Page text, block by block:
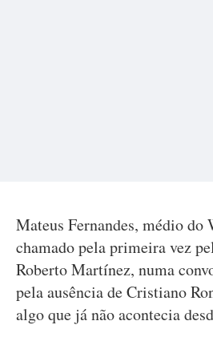
Mateus Fernandes, médio do
chamado pela primeira vez
Roberto Martínez, numa
pela ausência de Cristiano
algo que já não acontecia